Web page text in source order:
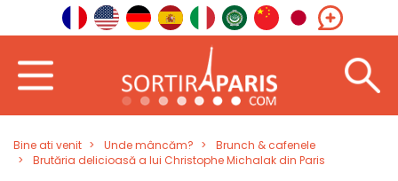
Bine ati venit Unde mâncăm?
Brunch & cafenele
Brutăria delicioasă a lui Christophe Michalak din Paris